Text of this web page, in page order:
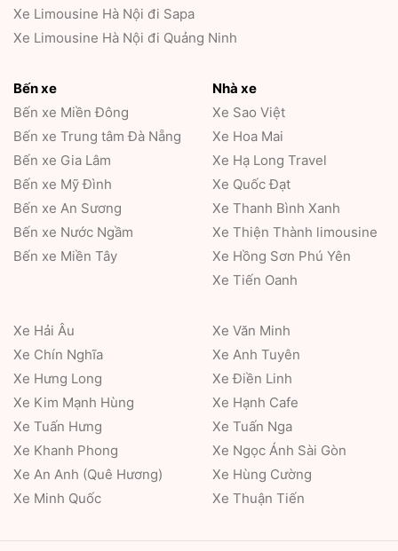
Xe Limousine Hà Nội đi Sapa
Xe Limousine Hà Nội đi Quảng Ninh
Bến xe
Bến xe Miền Đông
Bến xe Trung tâm Đà Nẵng
Bến xe Gia Lâm
Bến xe Mỹ Đình
Bến xe An Sương
Bến xe Nước Ngầm
Bến xe Miền Tây
Nhà xe
Xe Sao Việt
Xe Hoa Mai
Xe Hạ Long Travel
Xe Quốc Đạt
Xe Thanh Bình Xanh
Xe Thiện Thành limousine
Xe Hồng Sơn Phú Yên
Xe Tiến Oanh
Xe Hải Âu
Xe Chín Nghĩa
Xe Hưng Long
Xe Kim Mạnh Hùng
Xe Tuấn Hưng
Xe Khanh Phong
Xe An Anh (Quê Hương)
Xe Minh Quốc
Xe Văn Minh
Xe Anh Tuyên
Xe Điền Linh
Xe Hạnh Cafe
Xe Tuấn Nga
Xe Ngọc Ánh Sài Gòn
Xe Hùng Cường
Xe Thuận Tiến